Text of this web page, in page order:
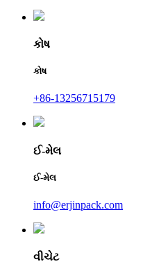
કોષ
કોષ
+86-13256715179
ઈ-મેલ
ઈ-મેલ
info@erjinpack.com
વીચેટ